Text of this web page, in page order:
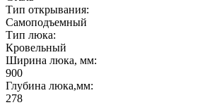
Тип открывания:
Самоподъемный
Тип люка:
Кровельный
Ширина люка, мм:
900
Глубина люка,мм:
278